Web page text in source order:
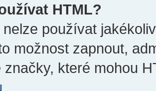
HTML?
nelze používat
možnost zapnout,
značky, které mohou